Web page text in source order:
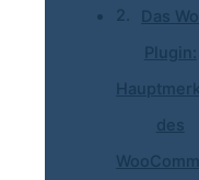
Das
Plugin:
des